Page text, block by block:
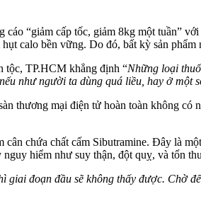
“giảm cấp tốc, giảm 8kg một tuần”
calo bền vững. Do đó, bất kỳ sản
tộc, TP.HCM khẳng định “Những loại
như người ta dùng quá liều, hay ở một
thương mại điện tử hoàn toàn không
chứa chất cấm Sibutramine. Đây là
hiểm như suy thận, đột quỵ, và tổn
giai đoạn đầu sẽ không thấy được. Chờ